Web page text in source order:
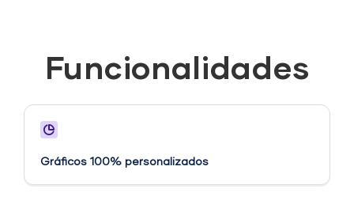
Funcionalidades
Gráficos 100% personalizados